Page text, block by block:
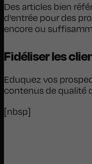
Des articles bien
d’entrée pour des
encore ou
Fidéliser les
Eduquez vos
contenus de qualité
[nbsp]